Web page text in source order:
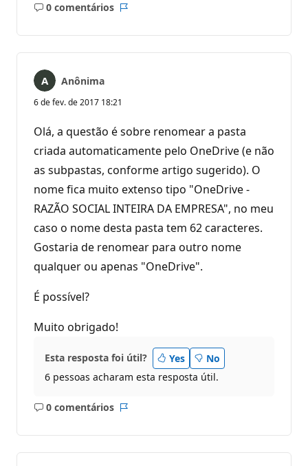
0 comentários
Sem
Anônima
6 de fev. de 2017 18:21
Olá, a questão é sobre renomear a pasta
criada automaticamente pelo OneDrive (e não
as subpastas, conforme artigo sugerido). O
nome fica muito extenso tipo "OneDrive -
RAZÃO SOCIAL INTEIRA DA EMPRESA", no meu
caso o nome desta pasta tem 62 caracteres.
Gostaria de renomear para outro nome
qualquer ou apenas "OneDrive".
É possível?
Muito obrigado!
Esta resposta foi útil? Yes
No
6 pessoas acharam esta resposta útil.
0 comentários
Sem